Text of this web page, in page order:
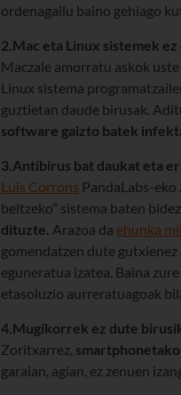
ordenagailu baino gehiago
2.Mac eta Linux sistemek
Maczale amorratu askok
Linux sistema
guztietan daude birusak.
software gaizto batek
3.Antibirus bat daukat eta
Luis Corrons PandaLabs-
beltzeko” sistema baten
dituzte. Arazoa da ehunka
gomendatzen dute
eguneratua izatea. Baina
etasoluzio aurreratuagoak
4.Mugikorrek ez dute
Zoritxarrez,
garaian, agian, ez zenuen